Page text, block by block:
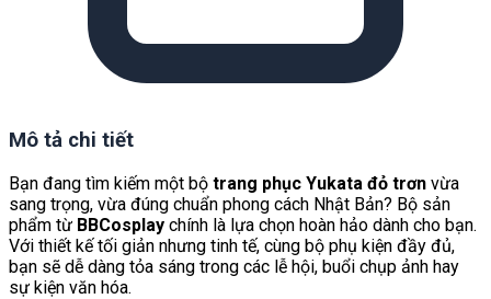
Mô tả chi tiết
Bạn đang tìm kiếm một bộ trang phục Yukata đỏ trơn vừa
sang trọng, vừa đúng chuẩn phong cách Nhật Bản? Bộ sản
phẩm từ BBCosplay chính là lựa chọn hoàn hảo dành cho bạn.
Với thiết kế tối giản nhưng tinh tế, cùng bộ phụ kiện đầy đủ,
bạn sẽ dễ dàng tỏa sáng trong các lễ hội, buổi chụp ảnh hay
sự kiện văn hóa.